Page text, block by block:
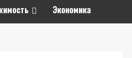
Экономика